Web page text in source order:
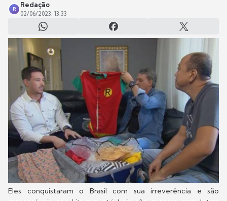
R
Redação
02/06/2023, 13:33
Eles conquistaram o Brasil com sua irreverência e são